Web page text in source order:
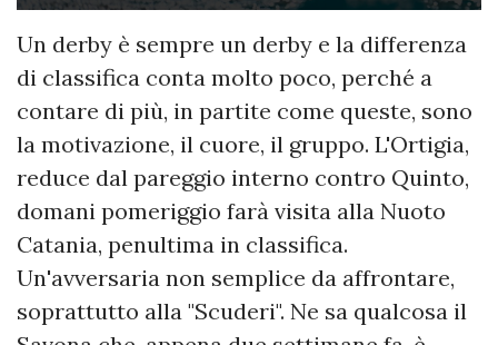
Un derby è sempre un derby e la differenza
di classifica conta molto poco, perché a
contare di più, in partite come queste, sono
la motivazione, il cuore, il gruppo. L'Ortigia,
reduce dal pareggio interno contro Quinto,
domani pomeriggio farà visita alla Nuoto
Catania, penultima in classifica.
Un'avversaria non semplice da affrontare,
soprattutto alla "Scuderi". Ne sa qualcosa il